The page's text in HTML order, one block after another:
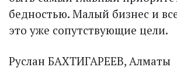
бедностью. Малый бизнес и
это уже сопутствующие цели.
Руслан БАХТИГАРЕЕВ, Алматы